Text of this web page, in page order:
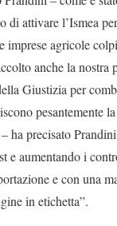
di attivare l’Ismea
imprese agricole
anche la nostra
Giustizia per
pesantemente
ha precisato
e aumentando i
e con una
in etichetta”.